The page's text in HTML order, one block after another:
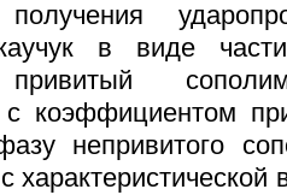
в виде
привитый
с коэффициентом
непривитого